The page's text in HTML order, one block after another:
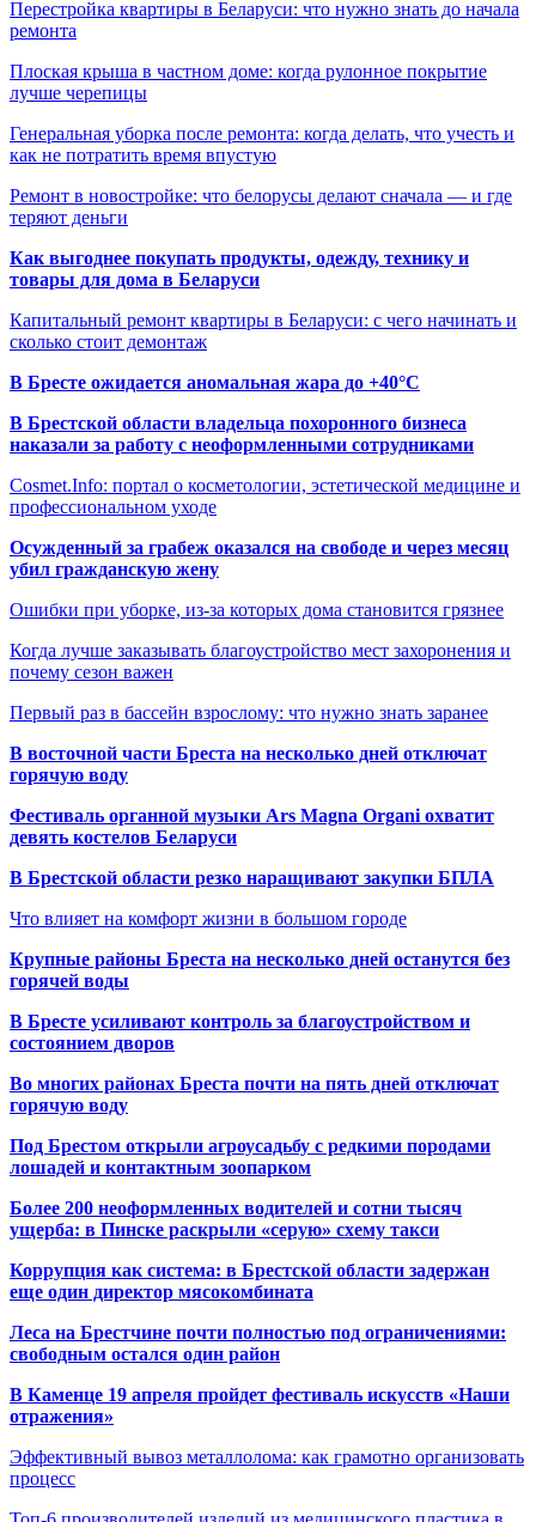
Перестройка квартиры в Беларуси: что нужно знать до начала
ремонта
Плоская крыша в частном доме: когда рулонное покрытие
лучше черепицы
Генеральная уборка после ремонта: когда делать, что учесть и
как не потратить время впустую
Ремонт в новостройке: что белорусы делают сначала — и где
теряют деньги
Как выгоднее покупать продукты, одежду, технику и
товары для дома в Беларуси
Капитальный ремонт квартиры в Беларуси: с чего начинать и
сколько стоит демонтаж
В Бресте ожидается аномальная жара до +40°C
В Брестской области владельца похоронного бизнеса
наказали за работу с неоформленными сотрудниками
Cosmet.Info: портал о косметологии, эстетической медицине и
профессиональном уходе
Осужденный за грабеж оказался на свободе и через месяц
убил гражданскую жену
Ошибки при уборке, из-за которых дома становится грязнее
Когда лучше заказывать благоустройство мест захоронения и
почему сезон важен
Первый раз в бассейн взрослому: что нужно знать заранее
В восточной части Бреста на несколько дней отключат
горячую воду
Фестиваль органной музыки Ars Magna Organi охватит
девять костелов Беларуси
В Брестской области резко наращивают закупки БПЛА
Что влияет на комфорт жизни в большом городе
Крупные районы Бреста на несколько дней останутся без
горячей воды
В Бресте усиливают контроль за благоустройством и
состоянием дворов
Во многих районах Бреста почти на пять дней отключат
горячую воду
Под Брестом открыли агроусадьбу с редкими породами
лошадей и контактным зоопарком
Более 200 неоформленных водителей и сотни тысяч
ущерба: в Пинске раскрыли «серую» схему такси
Коррупция как система: в Брестской области задержан
еще один директор мясокомбината
Леса на Брестчине почти полностью под ограничениями:
свободным остался один район
В Каменце 19 апреля пройдет фестиваль искусств «Наши
отражения»
Эффективный вывоз металлолома: как грамотно организовать
процесс